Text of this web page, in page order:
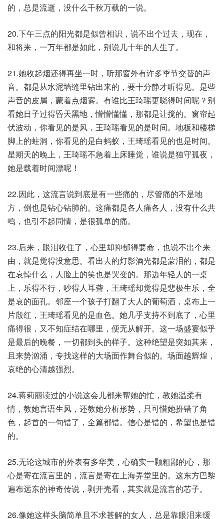
的，总是流逝，没什么千秋万载的一说。
20.下午三点的阳光都是似曾相识，说不出个过去，现在，
和将来，一万年都是如此，别说几十年的人生了。
21.她收起烟还得再坐一时，听那窗外有许多季节交替的声
音。都是从水泥墙缝里钻出来的，要十分静才听得见。是些
声音的皮屑，蒙着点烟雾。有谁比王琦瑶更晓得时间呢？别
看她日子过得昏天黑地，懵懵懂懂，那都是让搅的。窗帘起
伏波动，你看见的是风，王琦瑶看见的是时间。地板和楼梯
脚上的蛀洞，你看见的是白蚂蚁，王琦瑶看见的也是时间。
星期天的晚上，王琦瑶不急着上床睡觉，谁说是独守孤夜，
她是载着时间漂呢！
22.因此，这流言说到底是有一些痛的，尽管痛的不是地
方，倒也是钻心钻肺的。这痛都是各人痛各人，没有什么共
鸣，也引不起同情，是很孤单的痛。
23.后来，眼泪收住了，心里却抑郁得要命，也说不出个来
由，就是觉得没意思。看出去的灯影酒光都是蒙泪的，都是
在哀悼什么，人脸上的笑也是哭变的。那边年轻人的一桌
上，乐得不行，吵得人耳聋，王琦瑶却觉得是悲极生乐，全
是哀的面孔。邻座一个孩子打翻了大人的葡萄酒，桌布上一
片殷红，王琦瑶看见的是血色。她几乎支持不到底了，心里
痛得很，又不知症结在哪里，便无从解开。这一场盛宴似乎
是最后的晚餐，一切都到头的样子。这种绝望是突如其来，
且来势汹涌，专找这样的大场面作舞台似的。场面越辉煌，
哀绝的心清越强烈。
24.蒋莉丽读过的小说这会儿都来帮她的忙，教她温柔有
情，教她言语生风，还教她分析形势，只可惜她扮错了角
色，起首的一句错了，全篇都错。信心是错的，希望也是错
的。
25.无论这城市的外表有多华美，心确实一颗粗鄙的心，那
心是寄在流言里的，流言是寄在上海弄堂里的。这东方巴黎
遍布远东的神奇传说，剥开壳看，其实就是流言的芯子。
26.像她这样头脑简单且不求甚解的女人，总是靠眼泪来缓